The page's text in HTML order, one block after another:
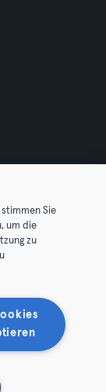
reserved.
here
stimmen Sie
um die
zu